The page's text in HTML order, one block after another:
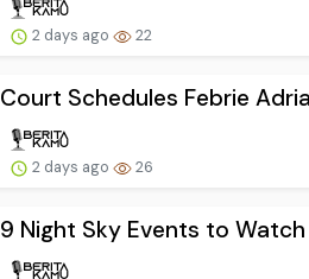
2 days ago 22
Court Schedules Febrie
2 days ago 26
9 Night Sky Events to Watch